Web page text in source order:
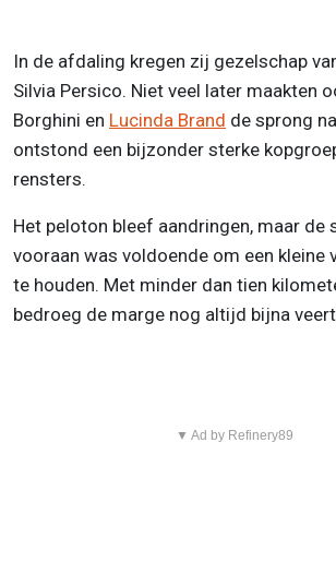
In de afdaling kregen zij gezelschap
Silvia Persico. Niet veel later maakten
Borghini en Lucinda Brand de sprong
ontstond een bijzonder sterke
rensters.
Het peloton bleef aandringen, maar de
vooraan was voldoende om een kleine
te houden. Met minder dan tien
bedroeg de marge nog altijd bijna
▼ Ad by Refinery89